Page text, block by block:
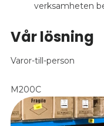
verksamheten
Vår lösning
Varor-till-person
M200C